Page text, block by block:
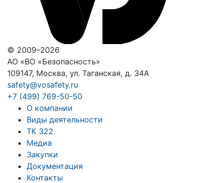
© 2009–2026
АО «ВО «Безопасность»
109147, Москва, ул. Таганская, д. 34А
safety@vosafety.ru
+7 (499) 769-50-50
О компании
Виды деятельности
ТК 322
Медиа
Закупки
Документация
Контакты